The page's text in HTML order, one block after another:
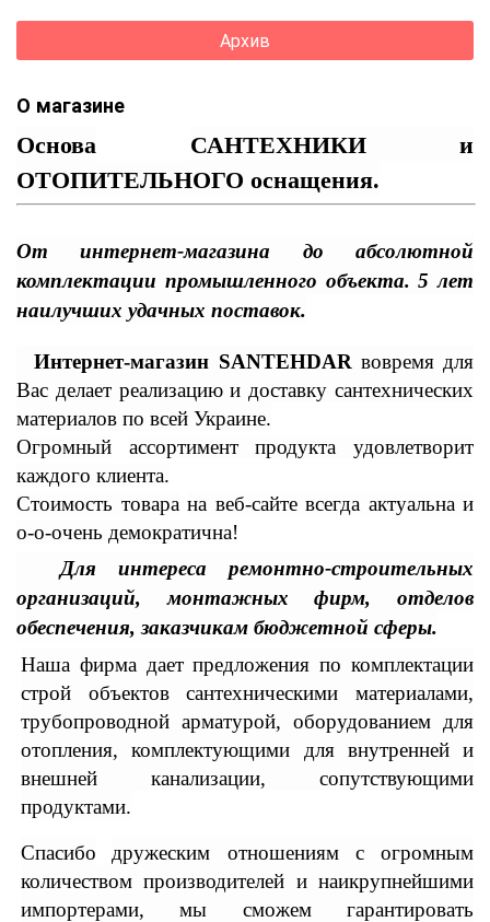
Архив
О магазине
Основа
САНТЕХНИКИ и
ОТОПИТЕЛЬНОГО оснащения.
От интернет-магазина до абсолютной
комплектации промышленного объекта. 5 лет
наилучших удачных поставок.
Интернет-магазин SANTEHDAR вовремя для
Вас делает реализацию и доставку сантехнических
материалов по всей Украине.
Огромный
ассортимент продукта удовлетворит
каждого клиента.
Стоимость товара на веб-сайте всегда актуальна и
о-о-очень демократична!
Для интереса ремонтно-строительных
организаций, монтажных фирм, отделов
обеспечения, заказчикам бюджетной сферы.
Наша фирма дает предложения по комплектации
строй объектов сантехническими материалами,
трубопроводной арматурой, оборудованием для
отопления, комплектующими для внутренней и
внешней канализации, сопутствующими
продуктами.
Спасибо
дружеским отношениям с огромным
количеством производителей и наикрупнейшими
импортерами, мы сможем гарантировать